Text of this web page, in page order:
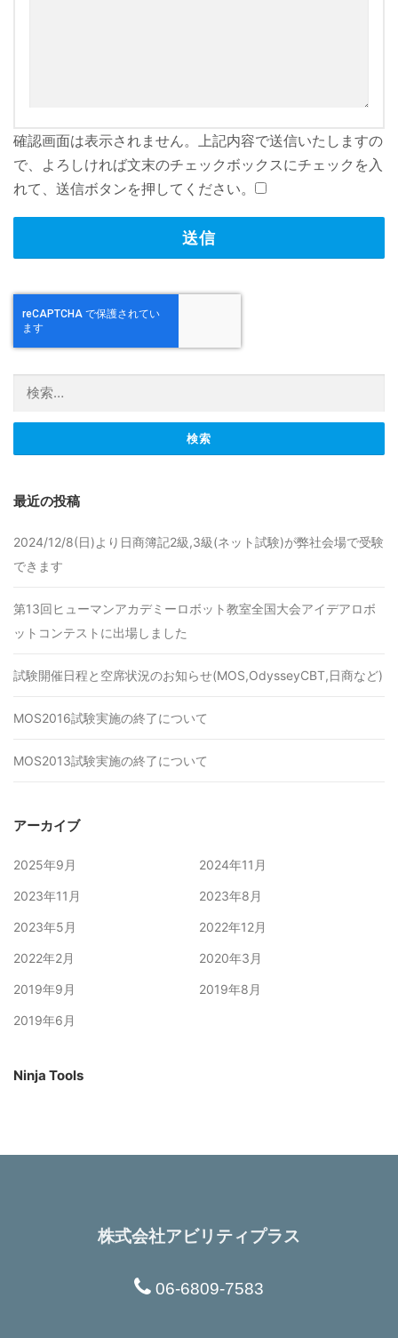
確認画面は表示されません。上記内容で送信いたしますの
で、よろしければ文末のチェックボックスにチェックを入
れて、送信ボタンを押してください。
検索:
最近の投稿
2024/12/8(日)より日商簿記2級,3級(ネット試験)が弊社会場で受験
できます
第13回ヒューマンアカデミーロボット教室全国大会アイデアロボ
ットコンテストに出場しました
試験開催日程と空席状況のお知らせ(MOS,OdysseyCBT,日商など)
MOS2016試験実施の終了について
MOS2013試験実施の終了について
アーカイブ
2025年9月 2024年11月
2023年11月 2023年8月
2023年5月 2022年12月
2022年2月 2020年3月
2019年9月 2019年8月
2019年6月
Ninja Tools
株式会社アビリティプラス